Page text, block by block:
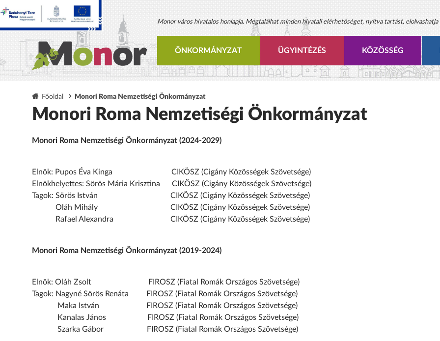
Monor város hivatalos honlapja. Megtalálhat minden hivatali elérhetőséget, nyitva tartást,
ÖNKORMÁNYZAT ÜGYINTÉZÉS KÖZÖSSÉG
Főoldal Monori Roma Nemzetiségi Önkormányzat
Monori Roma Nemzetiségi Önkormányzat
Monori Roma Nemzetiségi Önkormányzat (2024-2029)
Elnök: Pupos Éva Kinga CIKÖSZ (Cigány Közösségek Szövetsége)
Elnökhelyettes: Sörös Mária Krisztina CIKÖSZ (Cigány Közösségek Szövetsége)
Tagok: Sörös István CIKÖSZ (Cigány Közösségek Szövetsége)
Oláh Mihály CIKÖSZ (Cigány Közösségek Szövetsége)
Rafael Alexandra CIKÖSZ (Cigány Közösségek Szövetsége)
Monori Roma Nemzetiségi Önkormányzat (2019-2024)
Elnök: Oláh Zsolt FIROSZ (Fiatal Romák Országos Szövetsége)
Tagok: Nagyné Sörös Renáta FIROSZ (Fiatal Romák Országos Szövetsége)
Maka István FIROSZ (Fiatal Romák Országos Szövetsége)
Kanalas János FIROSZ (Fiatal Romák Országos Szövetsége)
Szarka Gábor FIROSZ (Fiatal Romák Országos Szövetsége)